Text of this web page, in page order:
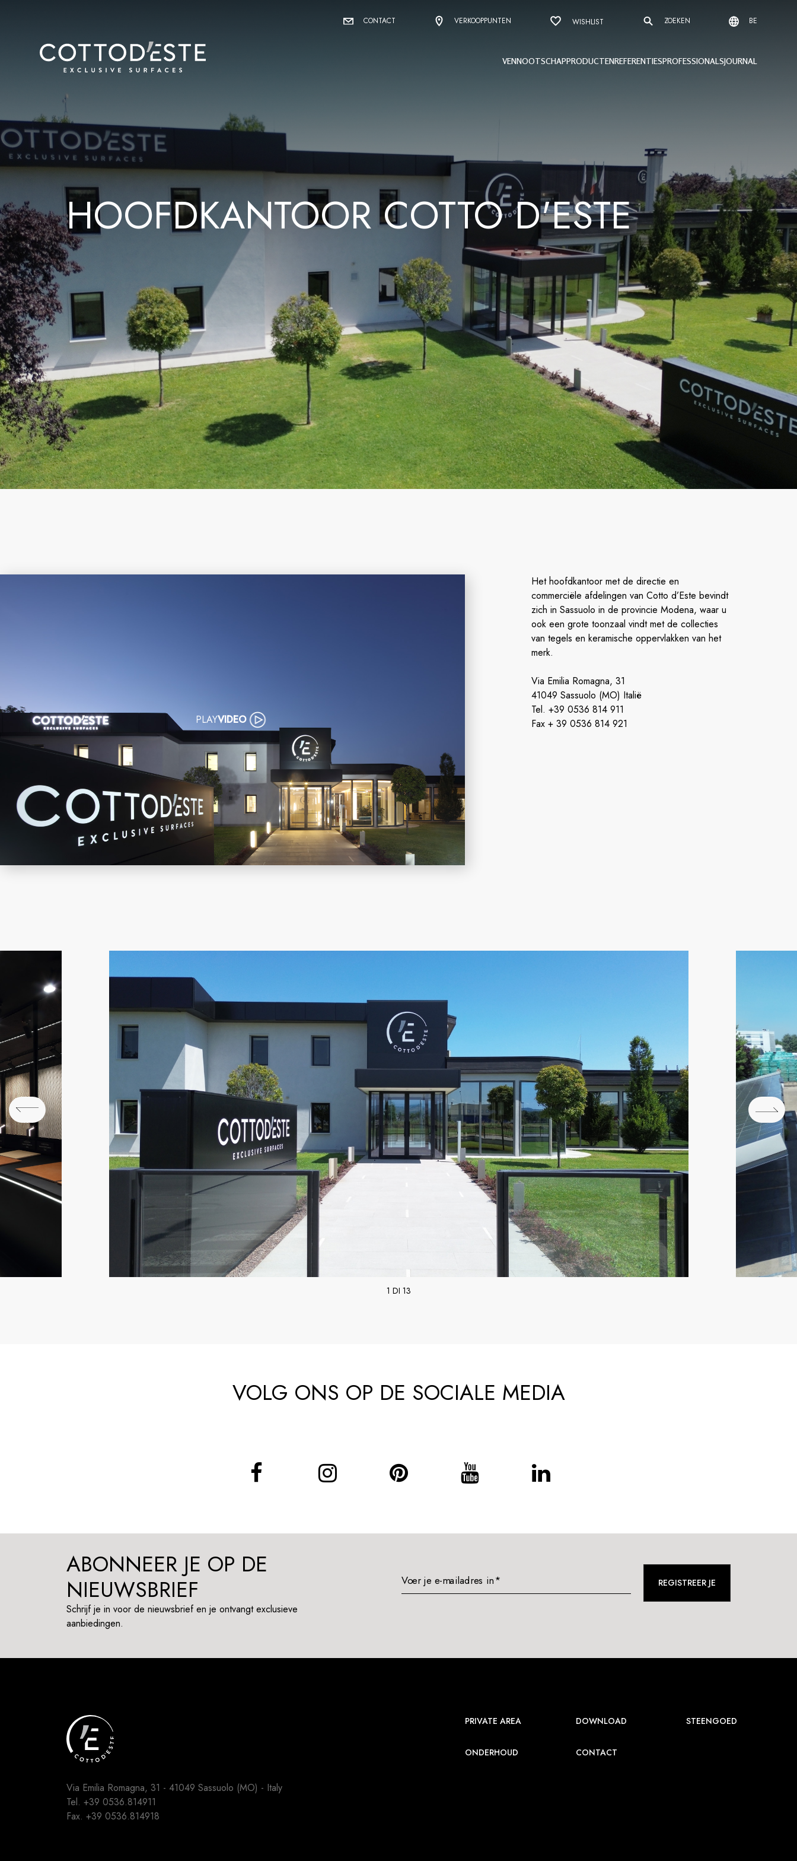
CONTACT VERKOOPPUNTEN WISHLIST ZOEKEN BE
VENNOOTSCHAPPRODUCTENREFERENTIESPROFESSIONALSJOURNAL
HOOFDKANTOOR COTTO D'ESTE
Het hoofdkantoor met de directie en
commerciële afdelingen van Cotto d’Este bevindt
zich in Sassuolo in de provincie Modena, waar u
ook een grote toonzaal vindt met de collecties
van tegels en keramische oppervlakken van het
merk.
Via Emilia Romagna, 31
41049 Sassuolo (MO) Italië
Tel. +39 0536 814 911
Fax + 39 0536 814 921
PLAYVIDEO
1 DI 13
VOLG ONS OP DE SOCIALE MEDIA
ABONNEER JE OP DE
NIEUWSBRIEF
Schrijf je in voor de nieuwsbrief en je ontvangt exclusieve
aanbiedingen.
Voer je e-mailadres in* REGISTREER JE
Via Emilia Romagna, 31 - 41049 Sassuolo (MO) - Italy
Tel. +39 0536.814911
Fax. +39 0536.814918
PRIVATE AREA DOWNLOAD STEENGOED
ONDERHOUD CONTACT